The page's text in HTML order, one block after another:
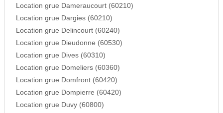
Location grue Dameraucourt (60210)
Location grue Dargies (60210)
Location grue Delincourt (60240)
Location grue Dieudonne (60530)
Location grue Dives (60310)
Location grue Domeliers (60360)
Location grue Domfront (60420)
Location grue Dompierre (60420)
Location grue Duvy (60800)